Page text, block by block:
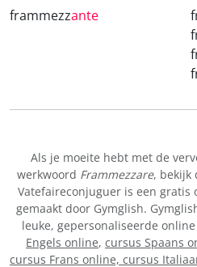
frammezzante
Als je moeite hebt met de
werkwoord Frammezzare, bekijk
Vatefaireconjuguer is een gratis
gemaakt door Gymglish.
leuke, gepersonaliseerde
Engels online, cursus Spaans
cursus Frans online, cursus